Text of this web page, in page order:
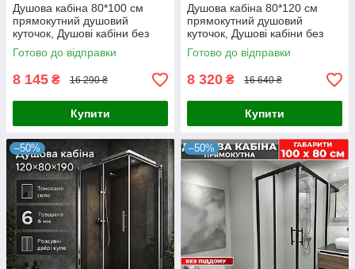
Душова кабіна 80*100 см
прямокутний душовий
куточок, Душові кабіни без
піддона 1000х800 мм
Готово до відправки
8 145 ₴ 16 290 ₴
Купити
Душова кабіна 80*120 см
прямокутний душовий
куточок, Душові кабіни без
піддона 1200х800 мм
Готово до відправки
8 320 ₴ 16 640 ₴
Купити
–50% –50%